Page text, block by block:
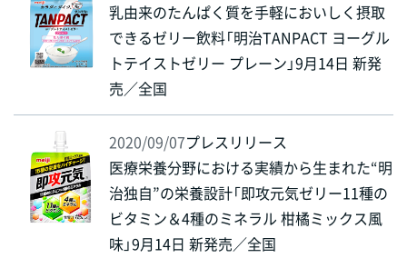
乳由来のたんぱく質を手軽においしく摂取
できるゼリー飲料「明治TANPACT ヨーグル
トテイストゼリー プレーン」9月14日 新発
売／全国
2020/09/07プレスリリース
医療栄養分野における実績から生まれた“明
治独自”の栄養設計「即攻元気ゼリー11種の
ビタミン＆4種のミネラル 柑橘ミックス風
味」9月14日 新発売／全国